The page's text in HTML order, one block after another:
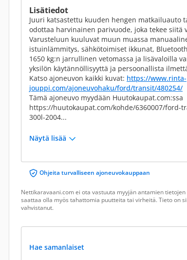
Lisätiedot
Juuri katsastettu kuuden hengen matkailuauto
odottaa harvinainen parivuode, joka tekee siitä
Varusteluun kuuluvat muun muassa
istuinlämmitys, sähkötoimiset ikkunat,
1650 kg:n jarrullinen vetomassa ja lisävaloilla
yksilön käytännöllisyyttä ja persoonallista
Katso ajoneuvon kaikki kuvat: https://www.rinta-
jouppi.com/ajoneuvohaku/ford/transit/480254/
Tämä ajoneuvo myydään Huutokaupat.com:ssa
https://huutokaupat.com/kohde/6360007/ford-
300l-2004...
Näytä lisää
Ohjeita turvalliseen ajoneuvokauppaan
Nettikaravaani.com ei ota vastuuta myyjän antamien
saattaa olla myös tahattomia puutteita tai virheitä. Tieto on
vahvistanut.
Hae samanlaiset